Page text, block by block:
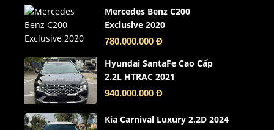
Mercedes Benz C200
Exclusive 2020
780.000.000 Đ
Hyundai SantaFe Cao Cấp
2.2L HTRAC 2021
940.000.000 Đ
Kia Carnival Luxury 2.2D 2024